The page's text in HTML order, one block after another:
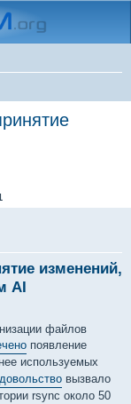
изменений,
AI
файлов
появление
используемых
вызвало
rsync около 50